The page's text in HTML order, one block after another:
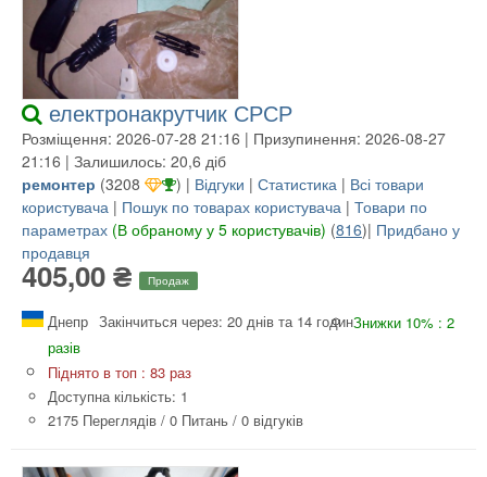
електронакрутчик СРСР
Розміщення: 2026-07-28 21:16 | Призупинення: 2026-08-27
21:16 | Залишилось: 20,6 діб
ремонтер (3208 ) | Відгуки | Статистика | Всі товари
користувача | Пошук по товарах користувача | Товари по
параметрах (В обраному у 5 користувачів) (816)| Придбано у
продавця
405,00 ₴ Продаж
Днепр Закінчиться через: 20 днів та 14 годинЗнижки 10% : 2
разів
Піднято в топ : 83 раз
Доступна кількість: 1
2175 Переглядів / 0 Питань / 0 відгуків